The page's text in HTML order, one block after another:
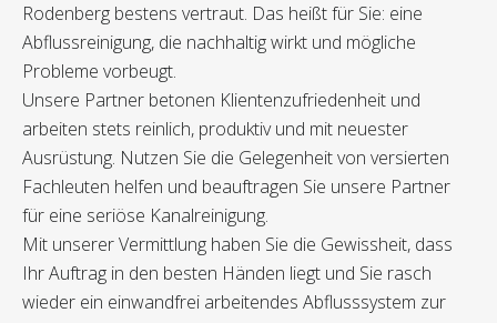
Rodenberg bestens vertraut. Das heißt für Sie: eine
Abflussreinigung, die nachhaltig wirkt und mögliche
Probleme vorbeugt.
Unsere Partner betonen Klientenzufriedenheit und
arbeiten stets reinlich, produktiv und mit neuester
Ausrüstung. Nutzen Sie die Gelegenheit von versierten
Fachleuten helfen und beauftragen Sie unsere Partner
für eine seriöse Kanalreinigung.
Mit unserer Vermittlung haben Sie die Gewissheit, dass
Ihr Auftrag in den besten Händen liegt und Sie rasch
wieder ein einwandfrei arbeitendes Abflusssystem zur